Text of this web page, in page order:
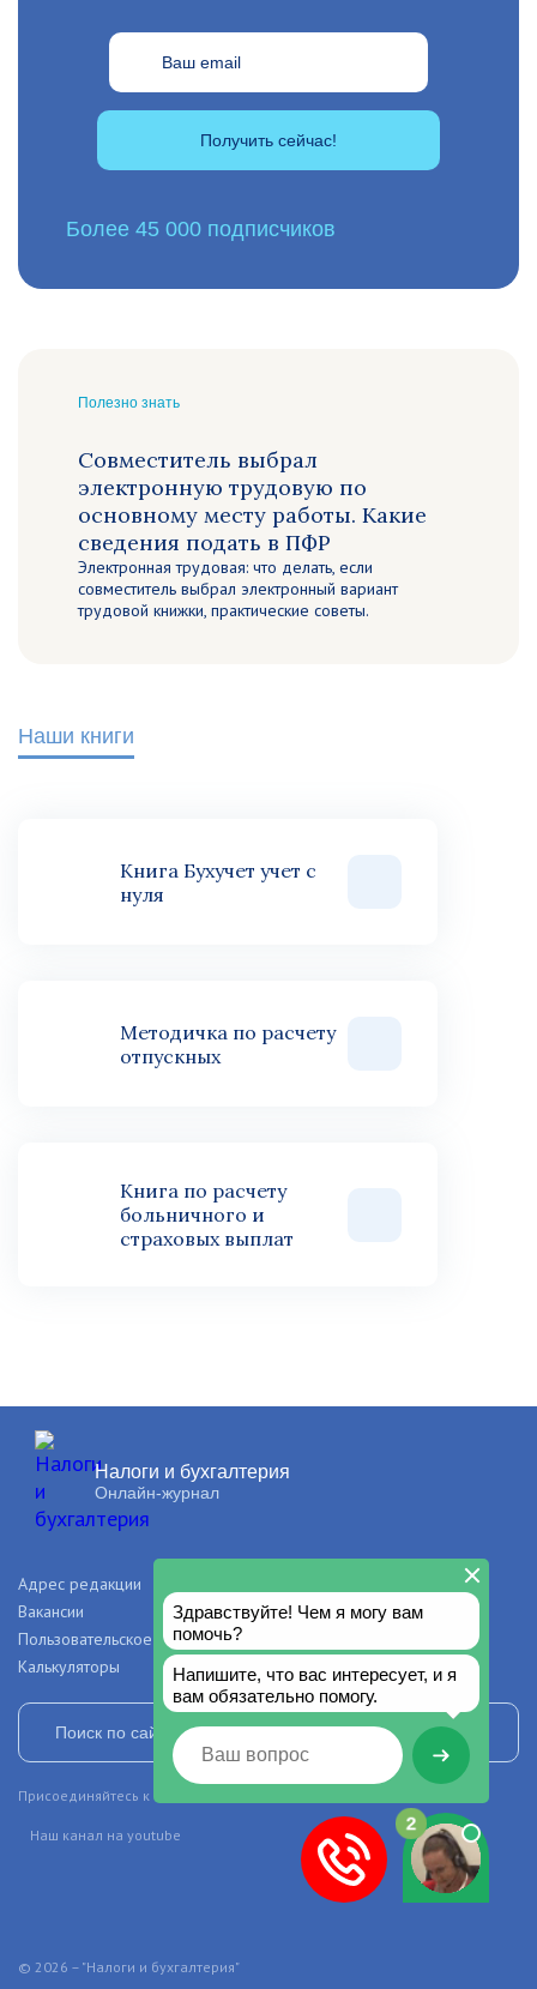
Получить сейчас!
Более 45 000 подписчиков
Полезно знать
Совместитель выбрал
электронную трудовую по
основному месту работы. Какие
сведения подать в ПФР
Электронная трудовая: что делать, если
совместитель выбрал электронный вариант
трудовой книжки, практические советы.
Наши книги
Книга Бухучет учет с
нуля
Методичка по расчету
отпускных
Книга по расчету
больничного и
страховых выплат
Налоги и бухгалтерия
Онлайн-журнал
© 2026 – "Налоги и бухгалтерия"
Адрес редакции
Вакансии
Рекламодателям
Пользовательское соглашение
Калькуляторы
Присоединяйтесь к нашим сообществам в социальных сетях
Наш канал на youtube